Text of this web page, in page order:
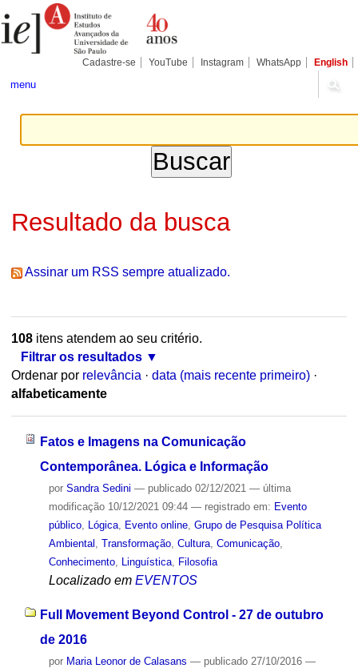
para
conteúdo.
Pessoais
Cadastre-se YouTube Instagram WhatsApp English
menu
Resultado da busca
Assinar um RSS sempre atualizado.
108itens atendem ao seu critério.
Filtrar os resultados
Ordenar por relevância · data (mais recente primeiro) ·
alfabeticamente
Fatos e Imagens na Comunicação
Contemporânea. Lógica e Informação
por Sandra Sedini — publicado02/12/2021 — última
modificação10/12/2021 09:44 — registrado em: Evento
público, Lógica, Evento online, Grupo de Pesquisa Política
Ambiental
Transformação, Cultura, Comunicação,
Conhecimento, Linguística, Filosofia
Localizado em EVENTOS
Full Movement Beyond Control - 27 de outubro
de 2016
por Maria Leonor de Calasans — publicado27/10/2016 —